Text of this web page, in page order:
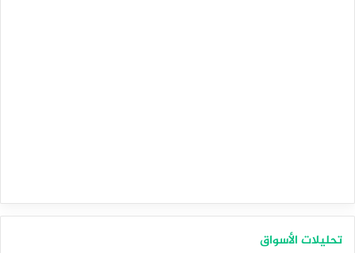
تحليلات الأسواق